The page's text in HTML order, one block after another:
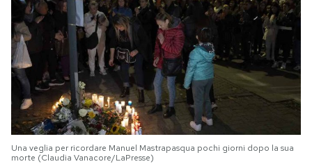
Una veglia per ricordare Manuel Mastrapasqua pochi giorni dopo la sua
morte (Claudia Vanacore/LaPresse)